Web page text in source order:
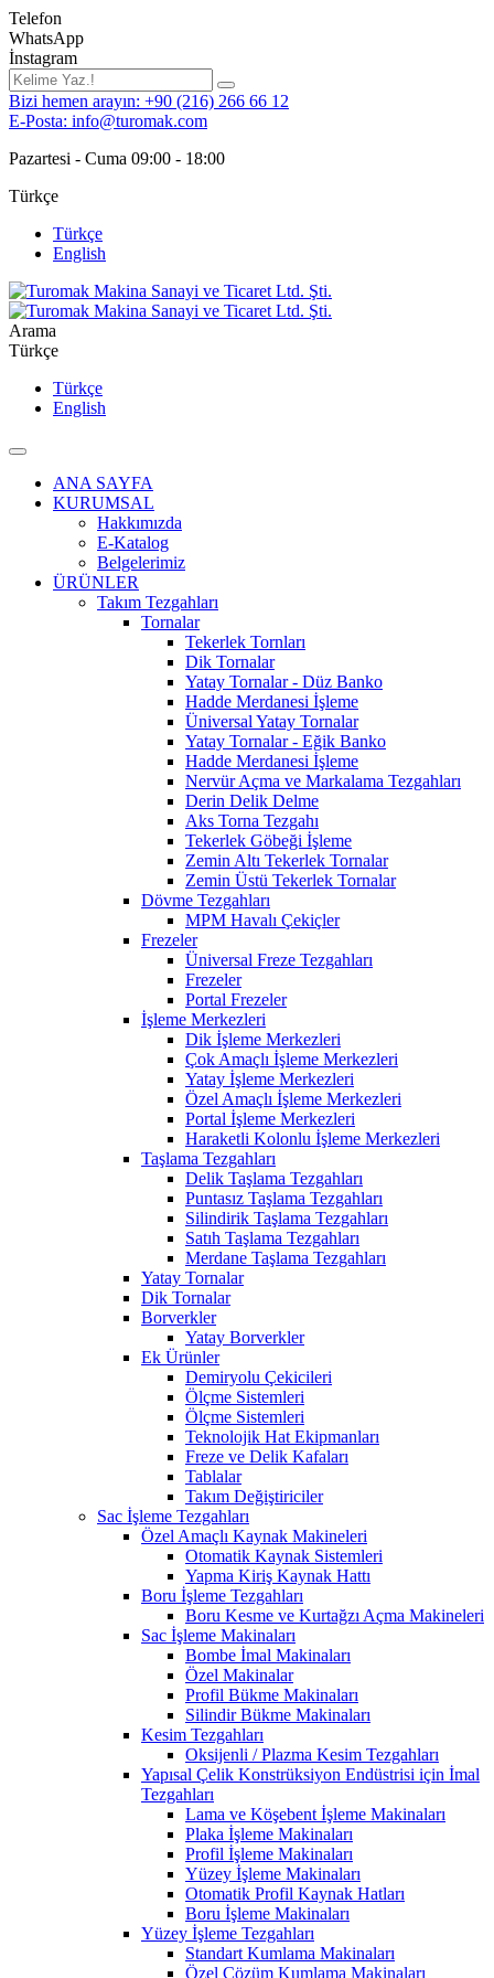
Telefon
WhatsApp
İnstagram
Bizi hemen arayın: +90 (216) 266 66 12
E-Posta: info@turomak.com
Pazartesi - Cuma 09:00 - 18:00
Türkçe
Türkçe
English
Arama
Türkçe
Türkçe
English
ANA SAYFA
KURUMSAL
Hakkımızda
E-Katalog
Belgelerimiz
ÜRÜNLER
Takım Tezgahları
Tornalar
Tekerlek Tornları
Dik Tornalar
Yatay Tornalar - Düz Banko
Hadde Merdanesi İşleme
Üniversal Yatay Tornalar
Yatay Tornalar - Eğik Banko
Hadde Merdanesi İşleme
Nervür Açma ve Markalama Tezgahları
Derin Delik Delme
Aks Torna Tezgahı
Tekerlek Göbeği İşleme
Zemin Altı Tekerlek Tornalar
Zemin Üstü Tekerlek Tornalar
Dövme Tezgahları
MPM Havalı Çekiçler
Frezeler
Üniversal Freze Tezgahları
Frezeler
Portal Frezeler
İşleme Merkezleri
Dik İşleme Merkezleri
Çok Amaçlı İşleme Merkezleri
Yatay İşleme Merkezleri
Özel Amaçlı İşleme Merkezleri
Portal İşleme Merkezleri
Haraketli Kolonlu İşleme Merkezleri
Taşlama Tezgahları
Delik Taşlama Tezgahları
Puntasız Taşlama Tezgahları
Silindirik Taşlama Tezgahları
Satıh Taşlama Tezgahları
Merdane Taşlama Tezgahları
Yatay Tornalar
Dik Tornalar
Borverkler
Yatay Borverkler
Ek Ürünler
Demiryolu Çekicileri
Ölçme Sistemleri
Ölçme Sistemleri
Teknolojik Hat Ekipmanları
Freze ve Delik Kafaları
Tablalar
Takım Değiştiriciler
Sac İşleme Tezgahları
Özel Amaçlı Kaynak Makineleri
Otomatik Kaynak Sistemleri
Yapma Kiriş Kaynak Hattı
Boru İşleme Tezgahları
Boru Kesme ve Kurtağzı Açma Makineleri
Sac İşleme Makinaları
Bombe İmal Makinaları
Özel Makinalar
Profil Bükme Makinaları
Silindir Bükme Makinaları
Kesim Tezgahları
Oksijenli / Plazma Kesim Tezgahları
Yapısal Çelik Konstrüksiyon Endüstrisi için İmal
Tezgahları
Lama ve Köşebent İşleme Makinaları
Plaka İşleme Makinaları
Profil İşleme Makinaları
Yüzey İşleme Makinaları
Otomatik Profil Kaynak Hatları
Boru İşleme Makinaları
Yüzey İşleme Tezgahları
Standart Kumlama Makinaları
Özel Çözüm Kumlama Makinaları